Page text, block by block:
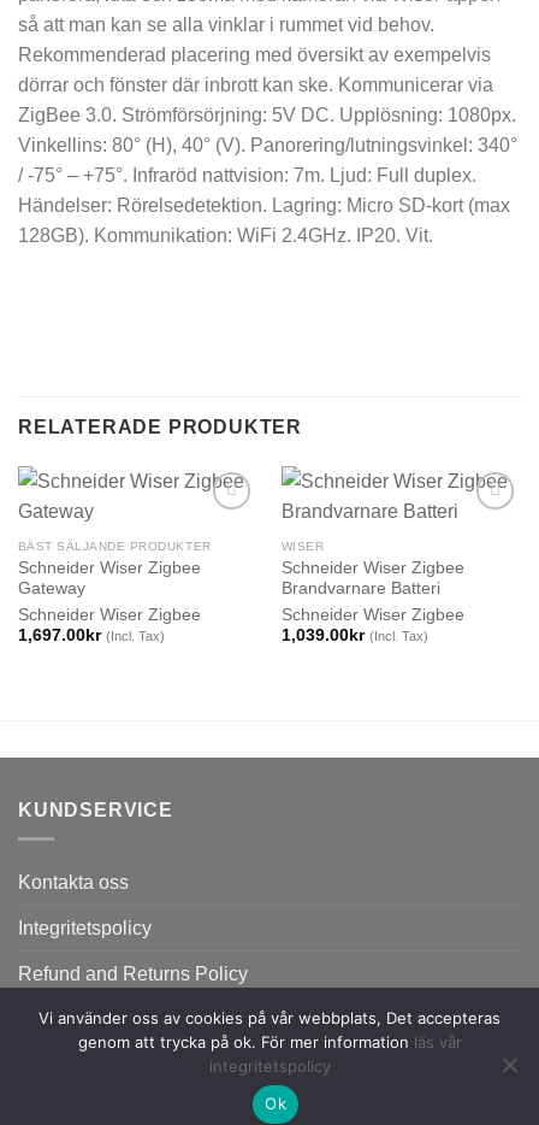
så att man kan se alla vinklar i rummet vid behov.
Rekommenderad placering med översikt av exempelvis
dörrar och fönster där inbrott kan ske. Kommunicerar via
ZigBee 3.0. Strömförsörjning: 5V DC. Upplösning: 1080px.
Vinkellins: 80° (H), 40° (V). Panorering/lutningsvinkel: 340°
/ -75° – +75°. Infraröd nattvision: 7m. Ljud: Full duplex.
Händelser: Rörelsedetektion. Lagring: Micro SD-kort (max
128GB). Kommunikation: WiFi 2.4GHz. IP20. Vit.
RELATERADE PRODUKTER
BÄST SÄLJANDE PRODUKTER
Schneider Wiser Zigbee
Gateway
Schneider Wiser Zigbee
1,697.00kr (Incl. Tax)
WISER
Schneider Wiser Zigbee
Brandvarnare Batteri
Schneider Wiser Zigbee
1,039.00kr (Incl. Tax)
KUNDSERVICE
Kontakta oss
Integritetspolicy
Refund and Returns Policy
Copyright 2026 ©Flatsome Theme.
Vi använder oss av cookies på vår webbplats, Det accepteras
genom att trycka på ok. För mer information läs vår
integritetspolicy
Ok